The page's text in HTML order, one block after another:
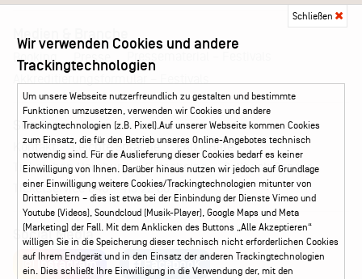
Medien & Branche
Booking Presse
Service
Kontakt Leichte Sprache
FAQ / Hilfe
Ticketshop Hamburg
Gutscheine
Callback-Service
Ticketservice 040 - 413 22 60
Social Media
Instagram Facebook
Schließen
Wir verwenden Cookies und andere
Trackingtechnologien
Um unsere Webseite nutzerfreundlich zu gestalten und bestimmte
Funktionen umzusetzen, verwenden wir Cookies und andere
Trackingtechnologien (z.B. Pixel).Auf unserer Webseite kommen Cookies
zum Einsatz, die für den Betrieb unseres Online-Angebotes technisch
notwendig sind. Für die Auslieferung dieser Cookies bedarf es keiner
Einwilligung von Ihnen. Darüber hinaus nutzen wir jedoch auf Grundlage
einer Einwilligung weitere Cookies/Trackingtechnologien mitunter von
Drittanbietern – dies ist etwa bei der Einbindung der Dienste Vimeo und
Youtube (Videos), Soundcloud (Musik-Player), Google Maps und Meta
(Marketing) der Fall. Mit dem Anklicken des Buttons „Alle Akzeptieren“
willigen Sie in die Speicherung dieser technisch nicht erforderlichen Cookies
auf Ihrem Endgerät und in den Einsatz der anderen Trackingtechnologien
ein. Dies schließt Ihre Einwilligung in die Verwendung der, mit den